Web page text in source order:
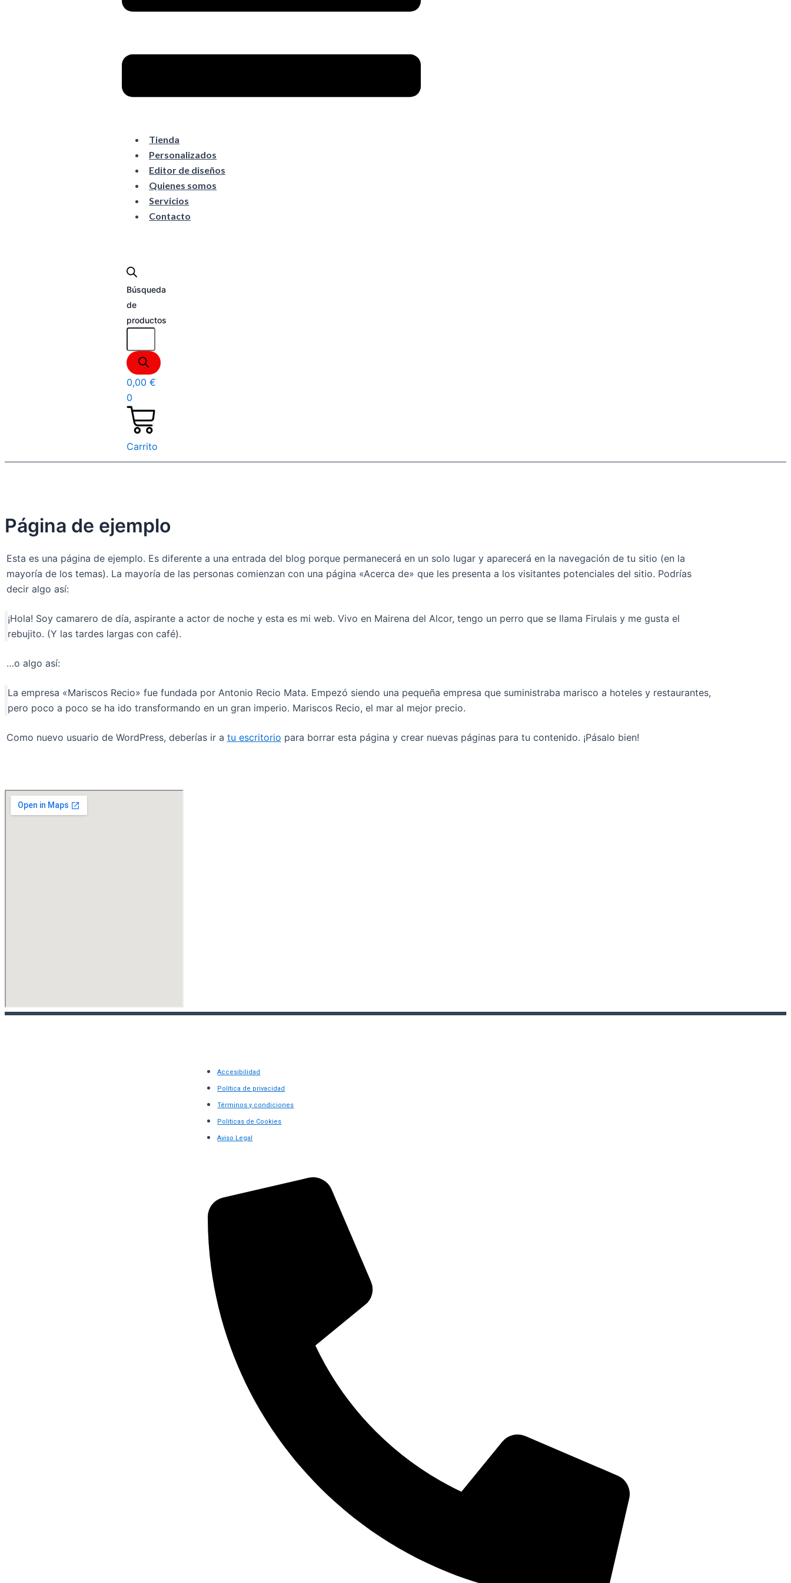
Tienda
Personalizados
Editor de diseños
Quienes somos
Servicios
Contacto
Búsqueda
de
productos
0,00 €
0
Carrito
Página de ejemplo
Esta es una página de ejemplo. Es diferente a una entrada del blog porque permanecerá en un solo lugar y aparecerá en la navegación de tu sitio (en la
mayoría de los temas). La mayoría de las personas comienzan con una página «Acerca de» que les presenta a los visitantes potenciales del sitio. Podrías
decir algo así:
¡Hola! Soy camarero de día, aspirante a actor de noche y esta es mi web. Vivo en Mairena del Alcor, tengo un perro que se llama Firulais y me gusta el
rebujito. (Y las tardes largas con café).
…o algo así:
La empresa «Mariscos Recio» fue fundada por Antonio Recio Mata. Empezó siendo una pequeña empresa que suministraba marisco a hoteles y restaurantes,
pero poco a poco se ha ido transformando en un gran imperio. Mariscos Recio, el mar al mejor precio.
Como nuevo usuario de WordPress, deberías ir a tu escritorio para borrar esta página y crear nuevas páginas para tu contenido. ¡Pásalo bien!
Accesibilidad
Política de privacidad
Términos y condiciones
Politicas de Cookies
Aviso Legal